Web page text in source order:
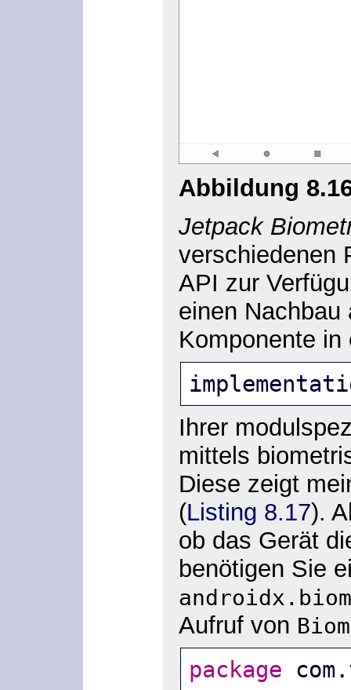
Abbildung
Jetpack
verschiedenen
API zur
einen Nachbau
Komponente
Ihrer
mittels
Diese zeigt
(Listing 8.17).
ob das Gerät
benötigen Sie
Aufruf von
package